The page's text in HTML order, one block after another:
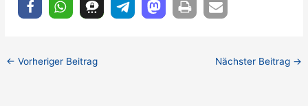
← Vorheriger Beitrag Nächster Beitrag →